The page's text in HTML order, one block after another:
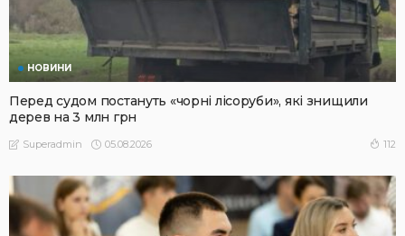
НОВИНИ
Перед судом постануть «чорні лісоруби», які знищили
дерев на 3 млн грн
Superadmin 05.08.2026 112